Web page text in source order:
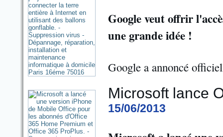
Google veut offrir
une grande idée !
Google a annoncé
Microsoft lance
15/06/2013